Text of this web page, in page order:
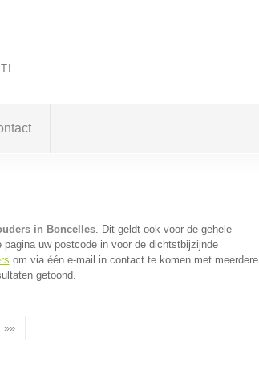
in Boncelles. Dit geldt ook voor de gehele
pagina uw postcode in voor de dichtstbijzijnde
om via één e-mail in contact te komen met meerdere
getoond.
»»